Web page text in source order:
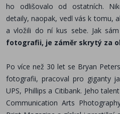
ho odlišovalo od ostatních.
detaily, naopak, vedl vás k tomu,
a vložili do ní kus sebe. Jak
fotografii, je záměr skrytý za
Po více než 30 let se Bryan
fotografii, pracoval pro giganty
UPS, Phillips a Citibank. Jeho
Communication Arts